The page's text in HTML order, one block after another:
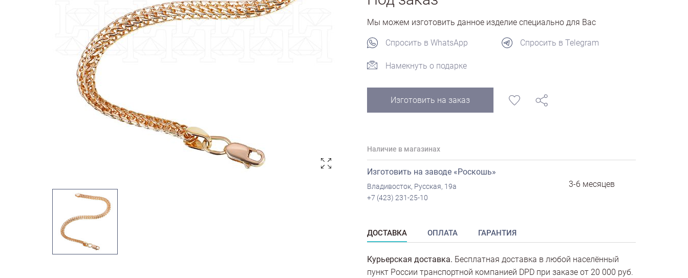
Мы можем изготовить данное изделие специально для Вас
Спросить в WhatsApp Спросить в Telegram
Намекнуть о подарке
Изготовить на заказ
Наличие в магазинах
Изготовить на заводе «Роскошь»
Владивосток, Русская, 19а
+7 (423) 231-25-10
3-6 месяцев
ДОСТАВКА ОПЛАТА ГАРАНТИЯ
Курьерская доставка. Бесплатная доставка в любой населённый
пункт России транспортной компанией DPD при заказе от 20 000 руб.